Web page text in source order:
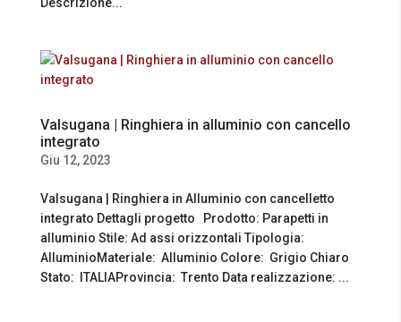
Valsugana | Ringhiera in alluminio con cancello
integrato
Giu 12, 2023
Valsugana | Ringhiera in Alluminio con cancelletto
integrato Dettagli progetto Prodotto: Parapetti in
alluminio Stile: Ad assi orizzontali Tipologia:
AlluminioMateriale: Alluminio Colore: Grigio Chiaro
Stato: ITALIAProvincia: Trento Data realizzazione: ...